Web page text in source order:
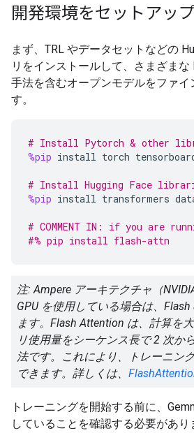
開発環境をセットアッ
まず、TRL やデータセットなどの
リをインストールして、さまざまな
手法を含むオープンモデルをファイ
す。
# Install Pytorch & other
%pip install torch
# Install Hugging Face
%pip install transformers
# COMMENT IN: if you are
#% pip install flash-attn
注: Ampere アーキテクチャ（
GPU を使用している場合は、
ます。Flash Attention は、計算を
リ使用量をシーケンス長で 2 次か
法です。これにより、トレーニン
できます。詳しくは、
トレーニングを開始する前に、
していることを確認する必要があり